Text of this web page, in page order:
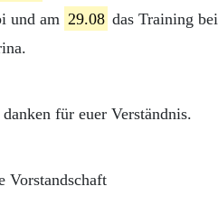
und am 29.08 das Training bei
für euer Verständnis.
Vorstandschaft